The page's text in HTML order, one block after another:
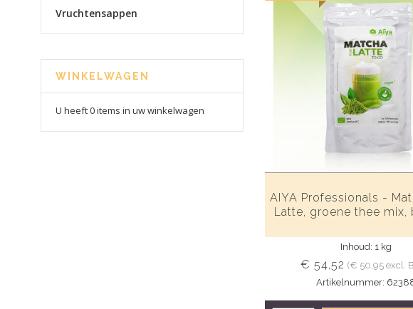
AIYA Professionals -
Latte, groene thee mix,
Inhoud: 1 kg
€ 54,52 (€ 50,95 excl.
Artikelnummer:
Vruchtensappen
WINKELWAGEN
U heeft 0 items in uw winkelwagen